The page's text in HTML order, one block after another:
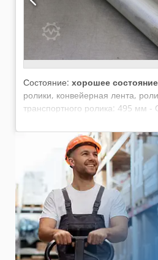
Состояние: хорошее
ролики, конвейерная лента,
транспортного ролика: 495 мм
Квадрат: 10 мм - Количество: